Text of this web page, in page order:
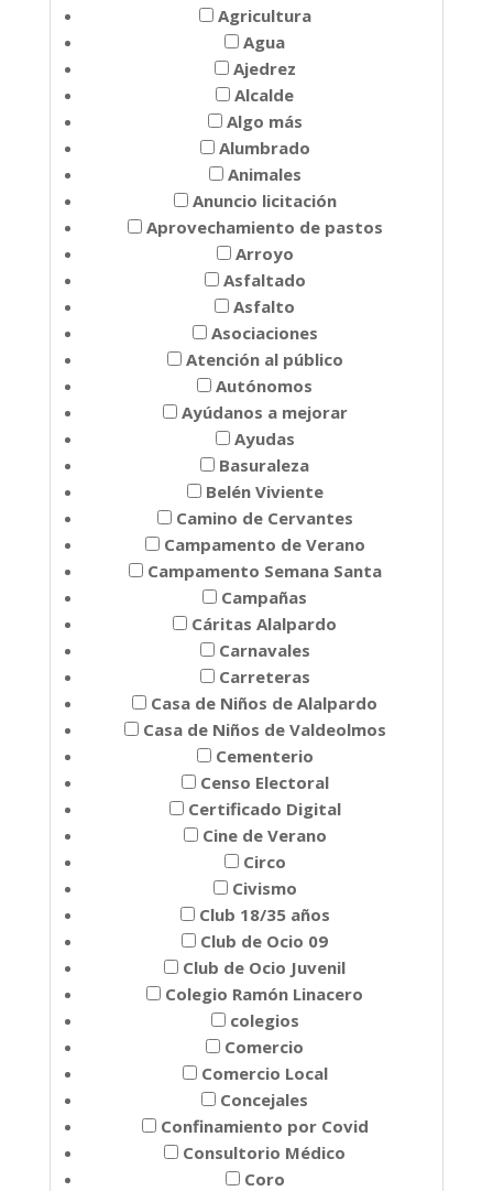
Agricultura
Agua
Ajedrez
Alcalde
Algo más
Alumbrado
Animales
Anuncio licitación
Aprovechamiento de pastos
Arroyo
Asfaltado
Asfalto
Asociaciones
Atención al público
Autónomos
Ayúdanos a mejorar
Ayudas
Basuraleza
Belén Viviente
Camino de Cervantes
Campamento de Verano
Campamento Semana Santa
Campañas
Cáritas Alalpardo
Carnavales
Carreteras
Casa de Niños de Alalpardo
Casa de Niños de Valdeolmos
Cementerio
Censo Electoral
Certificado Digital
Cine de Verano
Circo
Civismo
Club 18/35 años
Club de Ocio 09
Club de Ocio Juvenil
Colegio Ramón Linacero
colegios
Comercio
Comercio Local
Concejales
Confinamiento por Covid
Consultorio Médico
Coro